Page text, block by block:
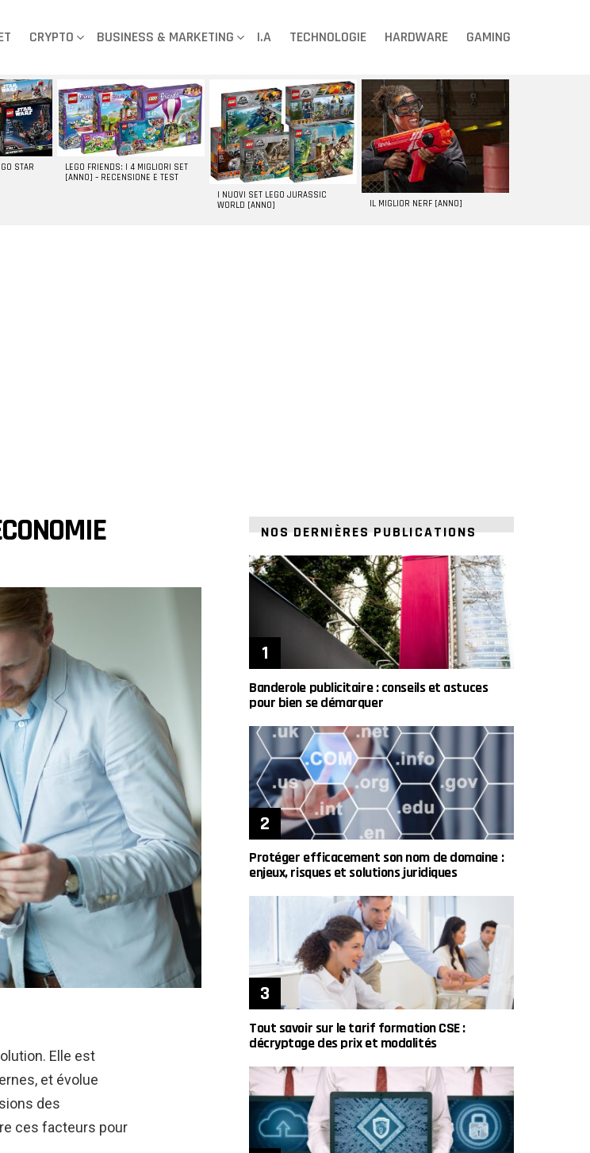
CRYPTO BUSINESS & MARKETING I.A TECHNOLOGIE HARDWARE GAMING
STAR
LEGO FRIENDS: I 4 MIGLIORI SET
[ANNO] – RECENSIONE E TEST
I NUOVI SET LEGO JURASSIC
WORLD [ANNO]
IL MIGLIOR NERF [ANNO]
Elle est
et évolue
des
ces facteurs pour
NOS DERNIÈRES PUBLICATIONS
Banderole publicitaire : conseils et astuces
pour bien se démarquer
Protéger efficacement son nom de domaine :
enjeux, risques et solutions juridiques
Tout savoir sur le tarif formation CSE :
décryptage des prix et modalités